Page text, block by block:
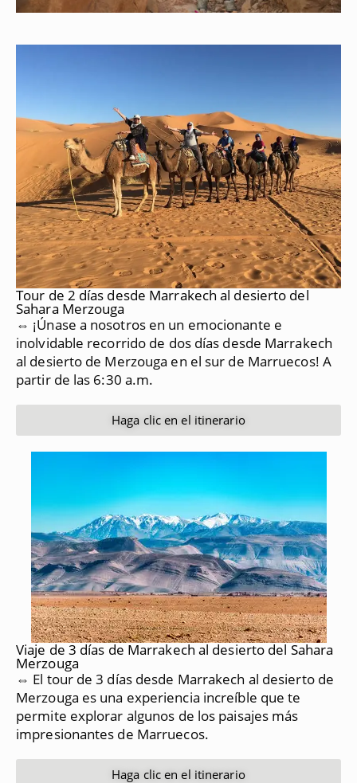
Tour de 2 días desde Marrakech al desierto del
Sahara Merzouga
⇔ ¡Únase a nosotros en un emocionante e
inolvidable recorrido de dos días desde Marrakech
al desierto de Merzouga en el sur de Marruecos! A
partir de las 6:30 a.m.
Haga clic en el itinerario
Viaje de 3 días de Marrakech al desierto del Sahara
Merzouga
⇔ El tour de 3 días desde Marrakech al desierto de
Merzouga es una experiencia increíble que te
permite explorar algunos de los paisajes más
impresionantes de Marruecos.
Haga clic en el itinerario